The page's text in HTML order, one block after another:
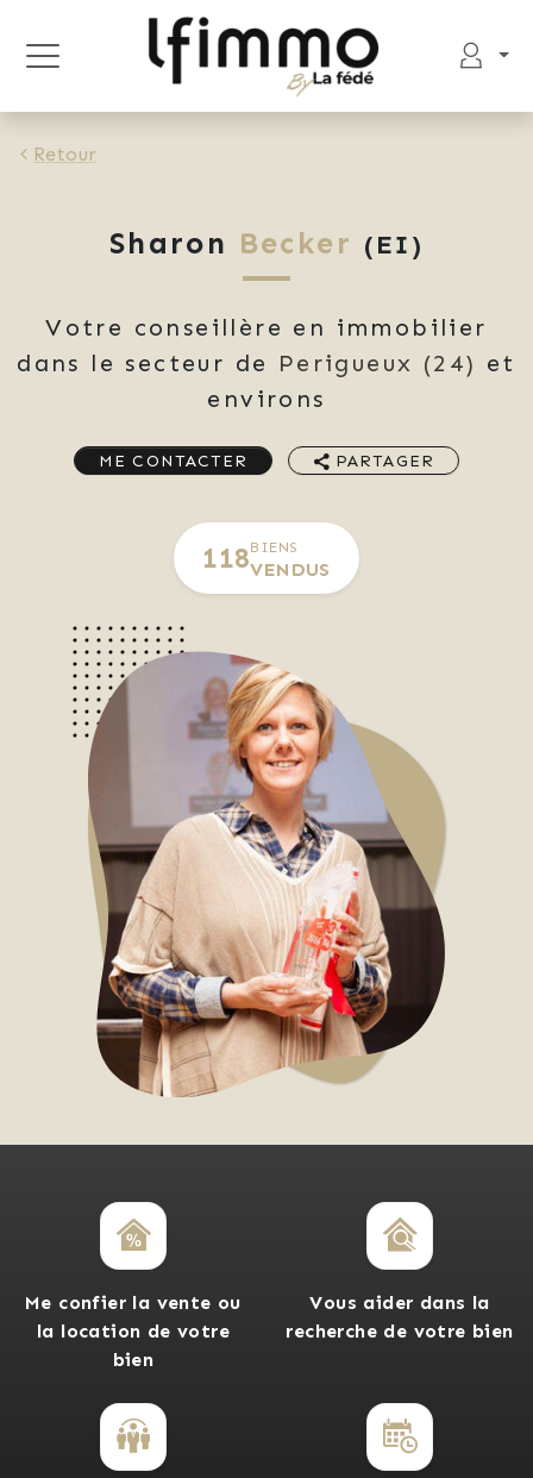
Retour
Sharon Becker (EI)
Votre conseillère en immobilier
dans le secteur de Perigueux (24) et
environs
ME CONTACTER PARTAGER
118BIENS
VENDUS
Me confier la vente ou
la location de votre
bien
Vous aider dans la
recherche de votre bien